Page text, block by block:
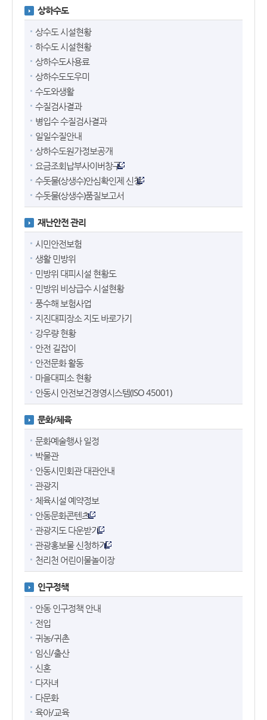
상하수도
상수도 시설현황
하수도 시설현황
상하수도사용료
상하수도도우미
수도와생활
수질검사결과
병입수 수질검사결과
일일수질안내
상하수도원가정보공개
요금조회납부사이버창구
수돗물(상생수)안심확인제 신청
수돗물(상생수)품질보고서
재난안전 관리
시민안전보험
생활 민방위
민방위 대피시설 현황도
민방위 비상급수 시설현황
풍수해 보험사업
지진대피장소 지도 바로가기
강우량 현황
안전 길잡이
안전문화 활동
마을대피소 현황
안동시 안전보건경영시스템(ISO 45001)
문화/체육
문화예술행사 일정
박물관
안동시민회관 대관안내
관광지
체육시설 예약정보
안동문화콘텐츠
관광지도 다운받기
관광홍보물 신청하기
천리천 어린이물놀이장
인구정책
안동 인구정책 안내
전입
귀농/귀촌
임신/출산
신혼
다자녀
다문화
육아/교육